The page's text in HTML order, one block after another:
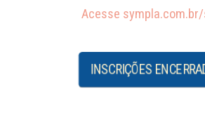
Acesse
INSCRIÇÕES